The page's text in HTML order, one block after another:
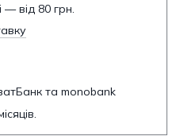
від 80 грн.
та monobank